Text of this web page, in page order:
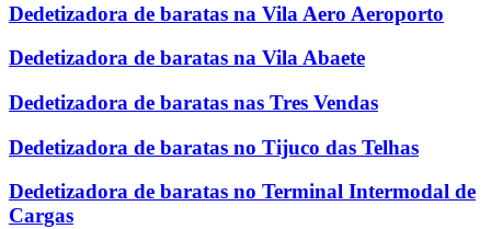
Dedetizadora de baratas na Vila Aero Aeroporto
Dedetizadora de baratas na Vila Abaete
Dedetizadora de baratas nas Tres Vendas
Dedetizadora de baratas no Tijuco das Telhas
Dedetizadora de baratas no Terminal Intermodal de
Cargas